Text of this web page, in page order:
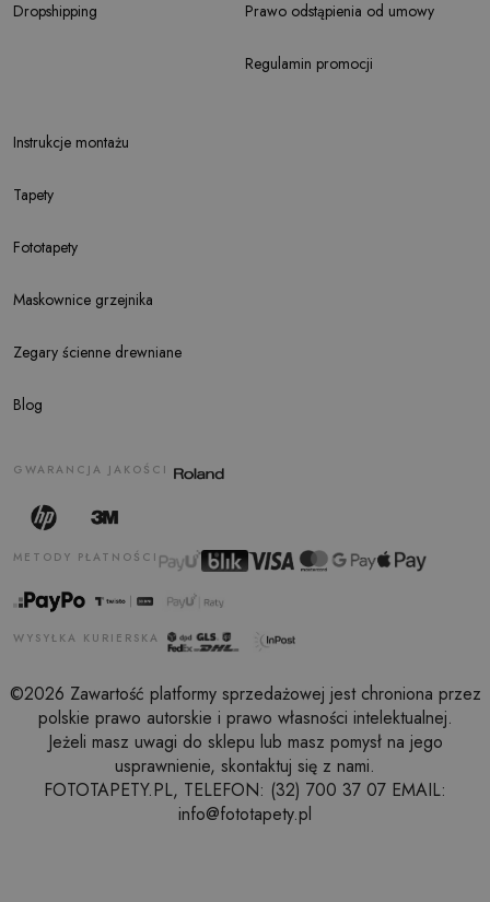
Dropshipping
Instrukcje montażu
Tapety
Fototapety
Maskownice grzejnika
Zegary ścienne drewniane
Blog
Prawo odstąpienia od umowy
Regulamin promocji
GWARANCJA JAKOŚCI
WYSYŁKA KURIERSKA
METODY PŁATNOŚCI
©2026 Zawartość platformy sprzedażowej jest chroniona przez
polskie prawo autorskie i prawo własności intelektualnej.
Jeżeli masz uwagi do sklepu lub masz pomysł na jego
usprawnienie, skontaktuj się z nami.
FOTOTAPETY.PL, TELEFON: (32) 700 37 07 EMAIL:
info@fototapety.pl